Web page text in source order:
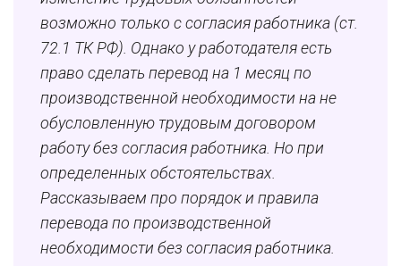
возможно только с согласия работника (ст.
72.1 ТК РФ). Однако у работодателя есть
право сделать перевод на 1 месяц по
производственной необходимости на не
обусловленную трудовым договором
работу без согласия работника. Но при
определенных обстоятельствах.
Рассказываем про порядок и правила
перевода по производственной
необходимости без согласия работника.